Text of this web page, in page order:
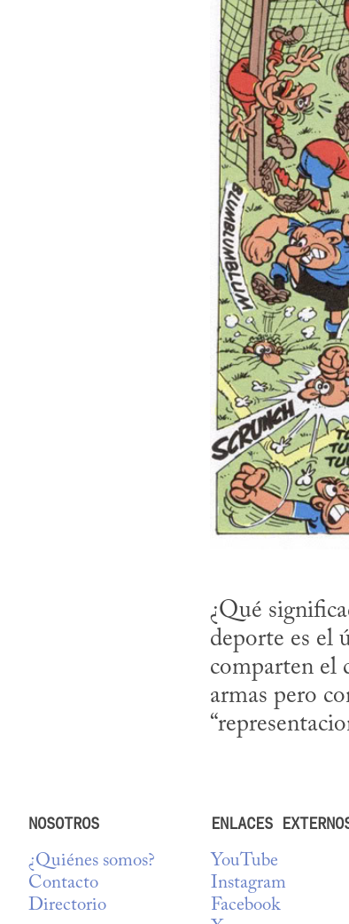
¿Qué
deporte es el
comparten el
armas pero
NOSOTROS
¿Quiénes somos?
Contacto
Directorio
ENLACES
YouTube
Instagram
Facebook